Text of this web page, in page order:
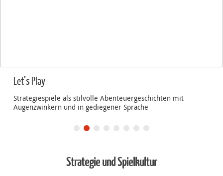
Let’s Play
Strategiespiele als stilvolle Abenteuergeschichten mit
Augenzwinkern und in gediegener Sprache
Strategie und Spielkultur